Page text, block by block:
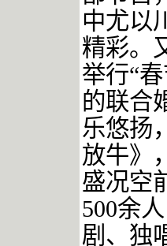
中尤以
精彩。
举行“
的联合
乐悠扬
放牛》
盛况空
500余
剧、独